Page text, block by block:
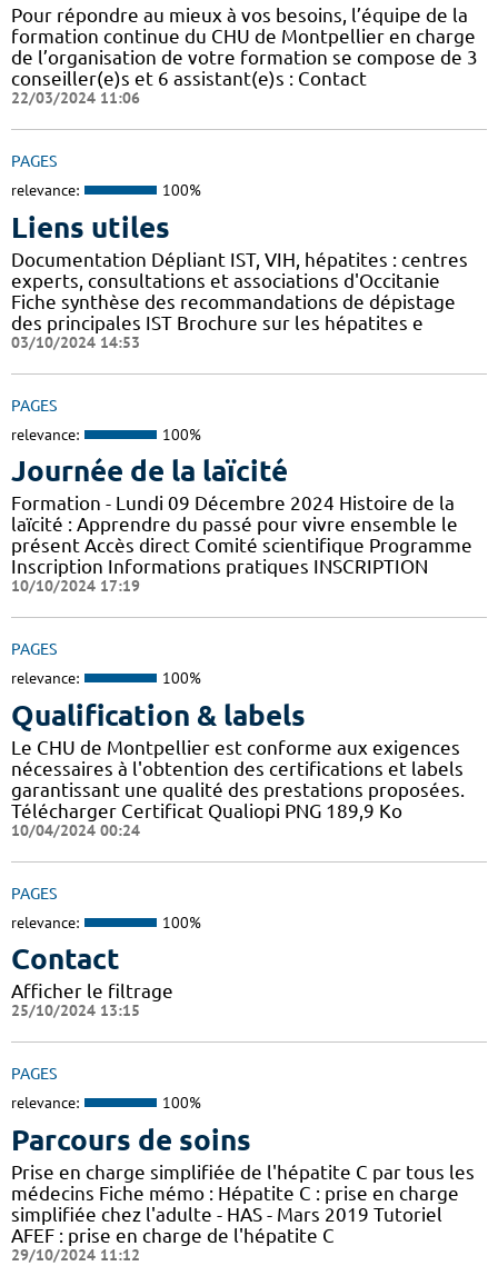
Pour répondre au mieux à vos besoins, l’équipe de la
formation continue du CHU de Montpellier en charge
de l’organisation de votre formation se compose de 3
conseiller(e)s et 6 assistant(e)s : Contact
22/03/2024 11:06
PAGES
relevance: 100%
Liens utiles
Documentation Dépliant IST, VIH, hépatites : centres
experts, consultations et associations d'Occitanie
Fiche synthèse des recommandations de dépistage
des principales IST Brochure sur les hépatites e
03/10/2024 14:53
PAGES
relevance: 100%
Journée de la laïcité
Formation - Lundi 09 Décembre 2024 Histoire de la
laïcité : Apprendre du passé pour vivre ensemble le
présent Accès direct Comité scientifique Programme
Inscription Informations pratiques ​INSCRIPTION
10/10/2024 17:19
PAGES
relevance: 100%
Qualification & labels
Le CHU de Montpellier est conforme aux exigences
nécessaires à l'obtention des certifications et labels
garantissant une qualité des prestations proposées.
Télécharger Certificat Qualiopi PNG 189,9 Ko
10/04/2024 00:24
PAGES
relevance: 100%
Contact
Afficher le filtrage
25/10/2024 13:15
PAGES
relevance: 100%
Parcours de soins
Prise en charge simplifiée de l'hépatite C par tous les
médecins Fiche mémo : Hépatite C : prise en charge
simplifiée chez l'adulte - HAS - Mars 2019 Tutoriel
AFEF : prise en charge de l'hépatite C
29/10/2024 11:12